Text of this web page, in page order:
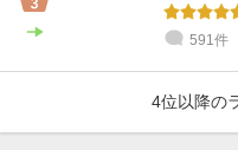
591件
4位以降の